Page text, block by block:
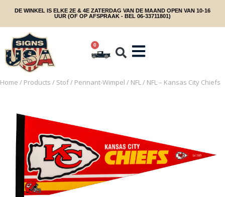
DE WINKEL IS ELKE 2E & 4E ZATERDAG VAN DE MAAND OPEN VAN 10-16
UUR (OF OP AFSPRAAK - BEL 06-33711801)
0
Home / Products / Stof/ Pennant-Wimpel / NFL/ NFL – Kansas City Chiefs